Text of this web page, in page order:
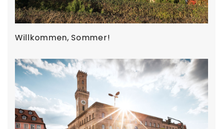
Willkommen, Sommer!